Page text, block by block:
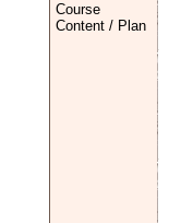
Course
Content / Plan